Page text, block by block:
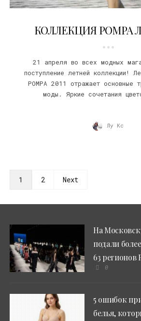
КОЛЛЕКЦИЯ POMPA
21 апреля во всех модных
поступление летней коллекции!
POMPA 2011 отражает основные
моды. Яркие сочетания
Лу Кс
1 2 Next
На
подали
63 регионов
0
5 ошибок
белья,